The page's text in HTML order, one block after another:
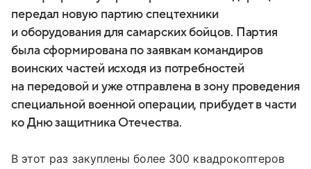
передал новую партию спецтехники
и оборудования для самарских бойцов. Партия
была сформирована по заявкам командиров
воинских частей исходя из потребностей
на передовой и уже отправлена в зону проведения
специальной военной операции, прибудет в части
ко Дню защитника Отечества.
В этот раз закуплены более 300 квадрокоптеров